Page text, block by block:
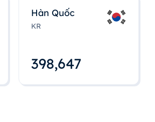
Hàn Quốc
KR
398,648